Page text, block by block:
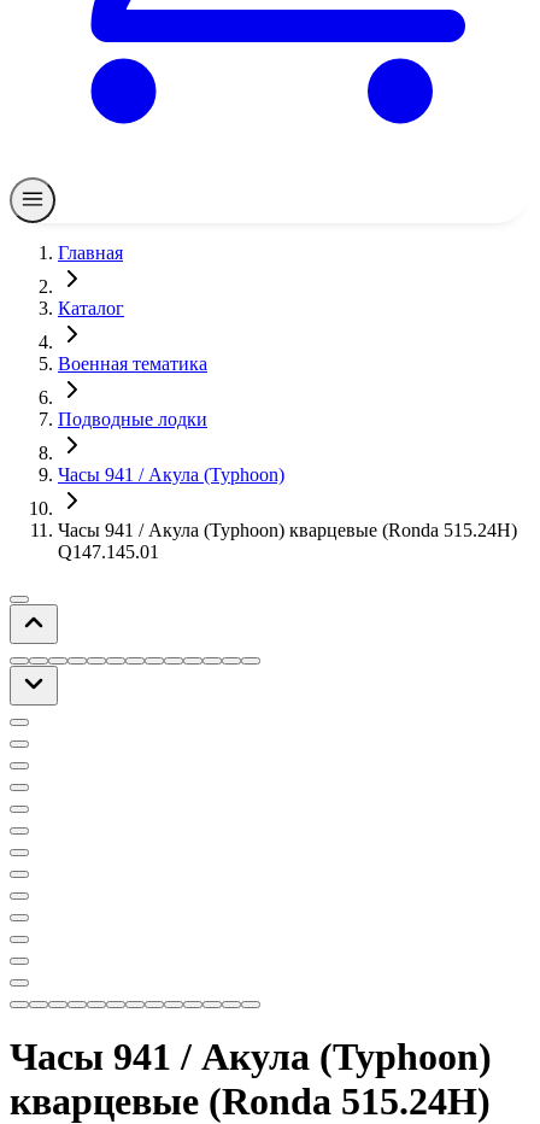
Главная
Каталог
Военная тематика
Подводные лодки
Часы 941 / Акула (Typhoon)
Часы 941 / Акула (Typhoon) кварцевые (Ronda 515.24H)
Q147.145.01
Часы 941 / Акула (Typhoon)
кварцевые (Ronda 515.24H)